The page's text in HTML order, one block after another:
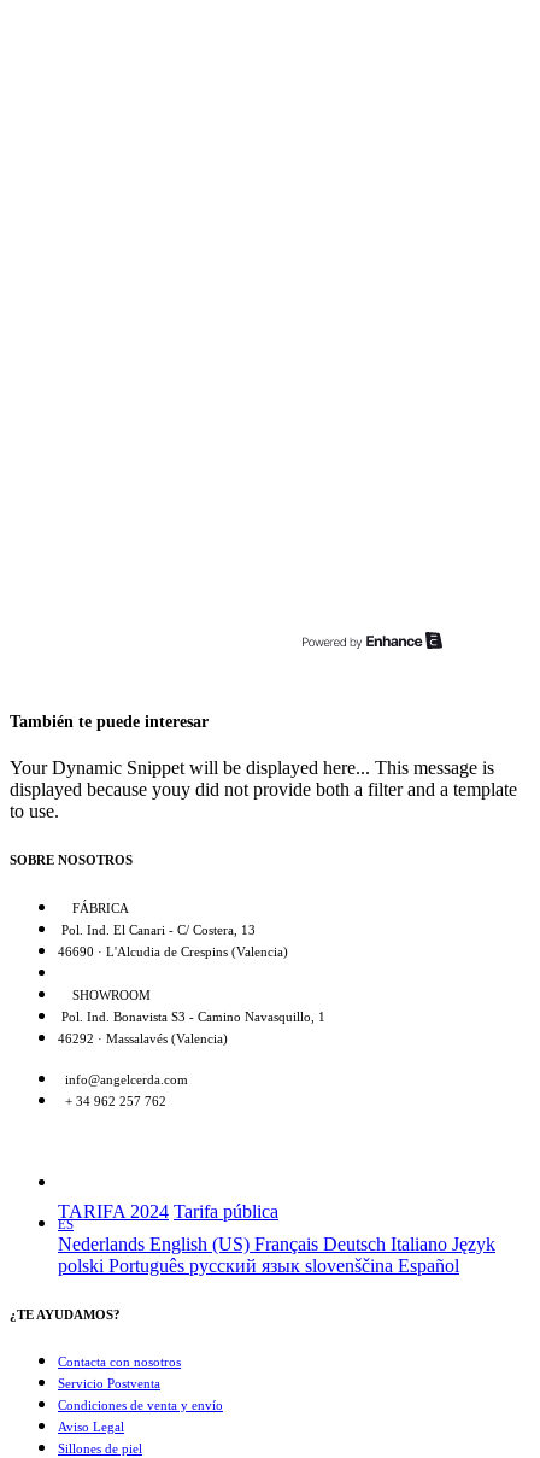
También te puede interesar
Your Dynamic Snippet will be displayed here... This message is
displayed because youy did not provide both a filter and a template
to use.
SOBRE NOSOTROS
FÁBRICA
Pol. Ind. El Canari - C/ Costera, 13
46690 · L'Alcudia de Crespins (Valencia)
SHOWROOM
Pol. Ind. Bonavista S3 - Camino Navasquillo, 1
46292 · Massalavés (Valencia)
info@angelcerda.com
+ 34 962 257 762
TARIFA 2024 Tarifa pública
ES
Nederlands English (US) Français Deutsch Italiano Język
polski Português русский язык slovenščina Español
¿TE AYUDAMOS?
Contacta con nosotros
Servicio Postventa
Condiciones de venta y envío
Aviso Legal
Sillones de piel